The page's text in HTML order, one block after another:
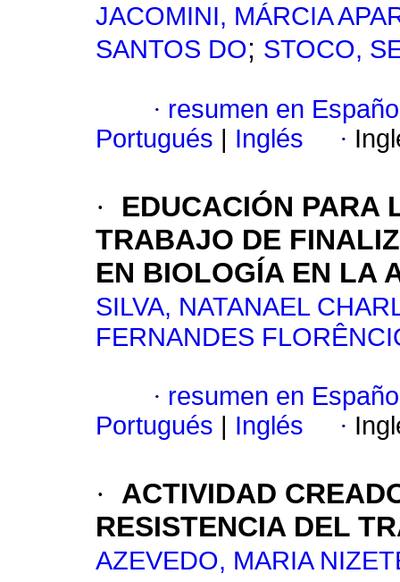
JACOMINI, MÁRCIA
SANTOS DO; STOCO,
· resumen en
Portugués
Inglés ·
·
EDUCACIÓN PARA
TRABAJO DE
EN BIOLOGÍA EN LA
SILVA, NATANAEL
FERNANDES
· resumen en
Portugués
Inglés ·
·
ACTIVIDAD
RESISTENCIA DEL
AZEVEDO, MARIA